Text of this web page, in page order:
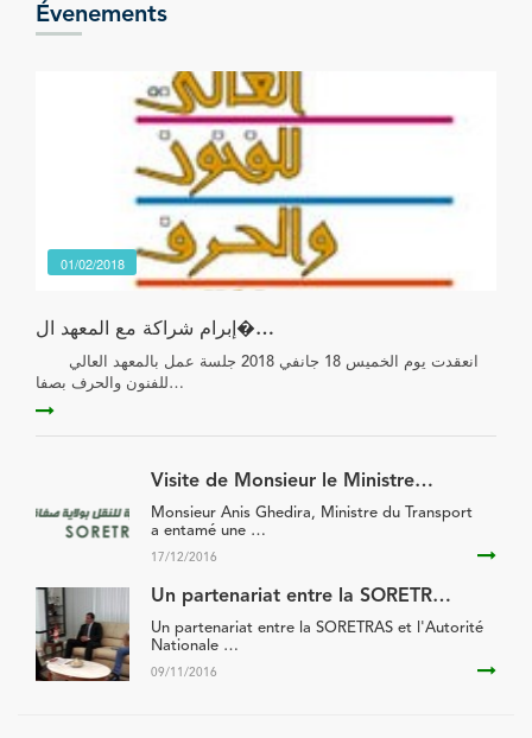
Évenements
01/02/2018
إبرام شراكة مع المعهد ال�…
للفنون والحرف بصفا…
Visite de Monsieur le Ministre…
Monsieur Anis Ghedira, Ministre du Transport
a entamé une …
17/12/2016
Un partenariat entre la SORETR…
Un partenariat entre la SORETRAS et l'Autorité
Nationale …
09/11/2016